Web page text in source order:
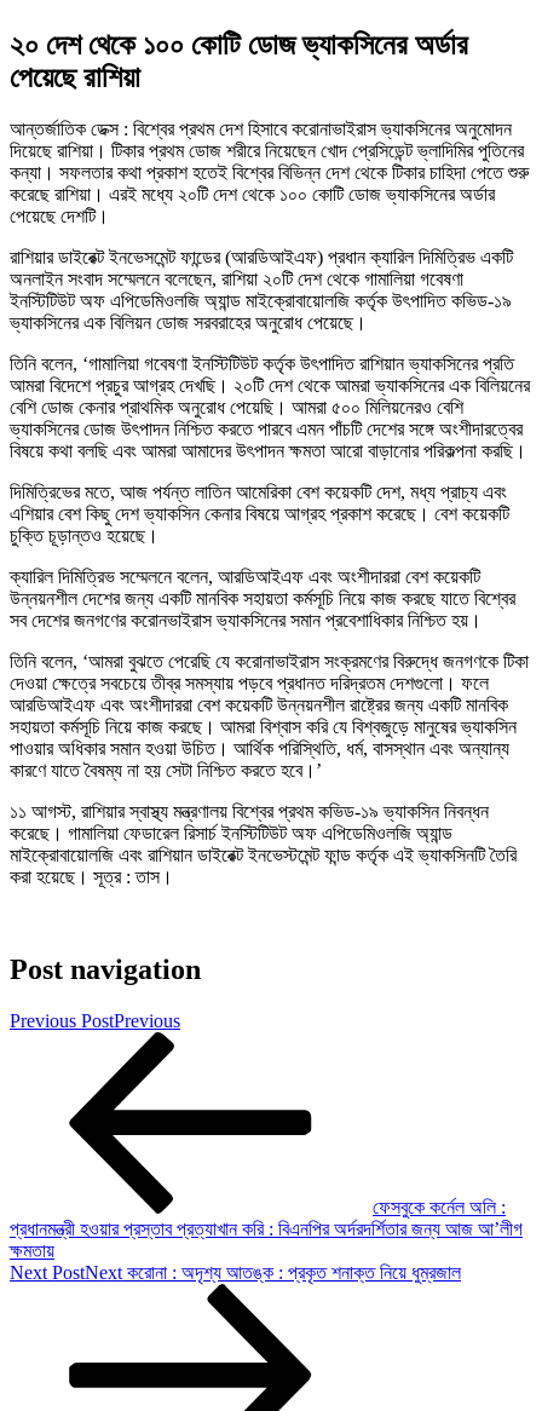
২০ দেশ থেকে ১০০ কোটি ডোজ ভ্যাকসিনের অর্ডার
পেয়েছে রাশিয়া
আন্তর্জাতিক ডেক্স : বিশ্বের প্রথম দেশ হিসাবে করোনাভাইরাস ভ্যাকসিনের অনুমোদন
দিয়েছে রাশিয়া। টিকার প্রথম ডোজ শরীরে নিয়েছেন খোদ প্রেসিডেন্ট ভ্লাদিমির পুতিনের
কন্যা। সফলতার কথা প্রকাশ হতেই বিশ্বের বিভিন্ন দেশ থেকে টিকার চাহিদা পেতে শুরু
করেছে রাশিয়া। এরই মধ্যে ২০টি দেশ থেকে ১০০ কোটি ডোজ ভ্যাকসিনের অর্ডার
পেয়েছে দেশটি।
রাশিয়ার ডাইরেক্ট ইনভেসমেন্ট ফান্ডের (আরডিআইএফ) প্রধান ক্যারিল দিমিত্রিভ একটি
অনলাইন সংবাদ সম্মেলনে বলেছেন, রাশিয়া ২০টি দেশ থেকে গামালিয়া গবেষণা
ইনস্টিটিউট অফ এপিডেমিওলজি অ্যান্ড মাইক্রোবায়োলজি কর্তৃক উৎপাদিত কভিড-১৯
ভ্যাকসিনের এক বিলিয়ন ডোজ সরবরাহের অনুরোধ পেয়েছে।
তিনি বলেন, ‘গামালিয়া গবেষণা ইনস্টিটিউট কর্তৃক উৎপাদিত রাশিয়ান ভ্যাকসিনের প্রতি
আমরা বিদেশে প্রচুর আগ্রহ দেখছি। ২০টি দেশ থেকে আমরা ভ্যাকসিনের এক বিলিয়নের
বেশি ডোজ কেনার প্রাথমিক অনুরোধ পেয়েছি। আমরা ৫০০ মিলিয়নেরও বেশি
ভ্যাকসিনের ডোজ উৎপাদন নিশ্চিত করতে পারবে এমন পাঁচটি দেশের সঙ্গে অংশীদারত্বের
বিষয়ে কথা বলছি এবং আমরা আমাদের উৎপাদন ক্ষমতা আরো বাড়ানোর পরিকল্পনা করছি।
দিমিত্রিভের মতে, আজ পর্যন্ত লাতিন আমেরিকা বেশ কয়েকটি দেশ, মধ্য প্রাচ্য এবং
এশিয়ার বেশ কিছু দেশ ভ্যাকসিন কেনার বিষয়ে আগ্রহ প্রকাশ করেছে। বেশ কয়েকটি
চুক্তি চূড়ান্তও হয়েছে।
ক্যারিল দিমিত্রিভ সম্মেলনে বলেন, আরডিআইএফ এবং অংশীদাররা বেশ কয়েকটি
উন্নয়নশীল দেশের জন্য একটি মানবিক সহায়তা কর্মসূচি নিয়ে কাজ করছে যাতে বিশ্বের
সব দেশের জনগণের করোনভাইরাস ভ্যাকসিনের সমান প্রবেশাধিকার নিশ্চিত হয়।
তিনি বলেন, ‘আমরা বুঝতে পেরেছি যে করোনাভাইরাস সংক্রমণের বিরুদ্ধে জনগণকে টিকা
দেওয়া ক্ষেত্রে সবচেয়ে তীব্র সমস্যায় পড়বে প্রধানত দরিদ্রতম দেশগুলো। ফলে
আরডিআইএফ এবং অংশীদাররা বেশ কয়েকটি উন্নয়নশীল রাষ্ট্রের জন্য একটি মানবিক
সহায়তা কর্মসূচি নিয়ে কাজ করছে। আমরা বিশ্বাস করি যে বিশ্বজুড়ে মানুষের ভ্যাকসিন
পাওয়ার অধিকার সমান হওয়া উচিত। আর্থিক পরিস্থিতি, ধর্ম, বাসস্থান এবং অন্যান্য
কারণে যাতে বৈষম্য না হয় সেটা নিশ্চিত করতে হবে।’
১১ আগস্ট, রাশিয়ার স্বাস্থ্য মন্ত্রণালয় বিশ্বের প্রথম কভিড-১৯ ভ্যাকসিন নিবন্ধন
করেছে। গামালিয়া ফেডারেল রিসার্চ ইনস্টিটিউট অফ এপিডেমিওলজি অ্যান্ড
মাইক্রোবায়োলজি এবং রাশিয়ান ডাইরেক্ট ইনভেস্টমেন্ট ফান্ড কর্তৃক এই ভ্যাকসিনটি তৈরি
করা হয়েছে। সূত্র : তাস।
Post navigation
Previous PostPrevious
ফেসবুকে কর্নেল অলি :
প্রধানমন্ত্রী হওয়ার প্রস্তাব প্রত্যাখান করি : বিএনপির অর্দরদর্শিতার জন্য আজ আ’লীগ
ক্ষমতায়
Next PostNext করোনা : অদৃশ্য আতঙ্ক : প্রকৃত শনাক্ত নিয়ে ধুম্রজাল